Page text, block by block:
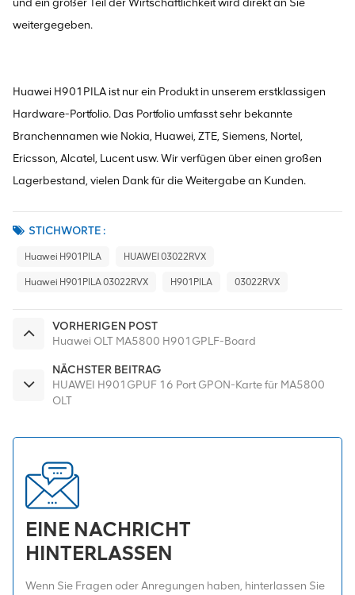
weitergegeben.
Huawei H901PILA ist nur ein Produkt in unserem erstklassigen
Hardware-Portfolio. Das Portfolio umfasst sehr bekannte
Branchennamen wie Nokia, Huawei, ZTE, Siemens, Nortel,
Ericsson, Alcatel, Lucent usw. Wir verfügen über einen großen
Lagerbestand, vielen Dank für die Weitergabe an Kunden.
STICHWORTE :
Huawei H901PILA HUAWEI 03022RVX
Huawei H901PILA 03022RVX H901PILA 03022RVX
VORHERIGEN POST
Huawei OLT MA5800 H901GPLF-Board
NÄCHSTER BEITRAG
HUAWEI H901GPUF 16 Port GPON-Karte für MA5800
OLT
EINE NACHRICHT
HINTERLASSEN
Wenn Sie Fragen oder Anregungen haben, hinterlassen Sie